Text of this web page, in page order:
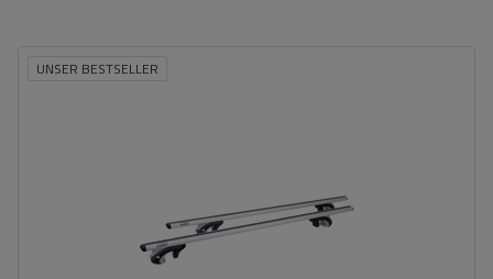
UNSER BESTSELLER